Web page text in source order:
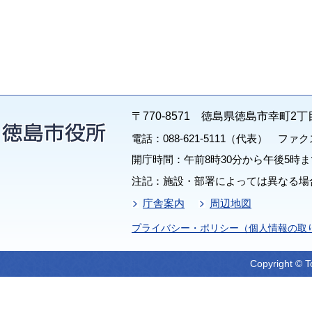
〒770-8571 徳島県徳島市幸町2丁
電話：088-621-5111（代表） ファク
開庁時間：午前8時30分から午後5時
注記：施設・部署によっては異なる
庁舎案内
周辺地図
プライバシー・ポリシー（個人情報の取
Copyright ©